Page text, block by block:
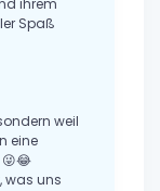
ihrem
Spaß
weil
eine
was uns